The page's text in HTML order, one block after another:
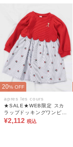
20% OFF
apres les cours
★SALE★WEB限定 スカ
ラップドッキングワンピー
ス
¥2,112 税込